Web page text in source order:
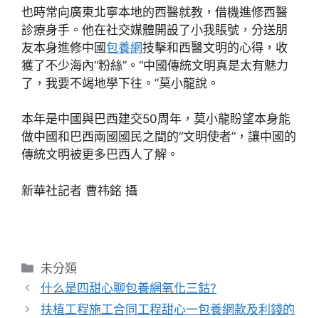
也時常向廣東北寧本地的西醫就教，借機進修西醫
診療身手。他在社交媒體開設了小我賬號，分送朋
友本身進修中國包養網技擊和西醫文明的心得，收
獲了不少海內“粉絲”。“中國傳統文明真是太有魅力
了，我要不竭地學下往。”莫小龍說。
本年是中國與巴西建交50周年，莫小龍盼望本身能
做中國和巴西兩國國民之間的“文明使者”，讓中國的
傳統文明被更多巴西人了解。
新華社記者 曹祎銘 攝
分
類
未分類
什么是四甜心聊包養網氧化三鈷?
扶植工程施工合同工程甜心一包養網款及利錢的